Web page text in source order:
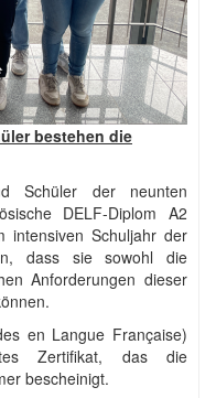
bestehen die
Schüler der neunten
DELF-Diplom A2
intensiven Schuljahr der
dass sie sowohl die
Anforderungen dieser
en Langue Française)
Zertifikat, das die
bescheinigt.